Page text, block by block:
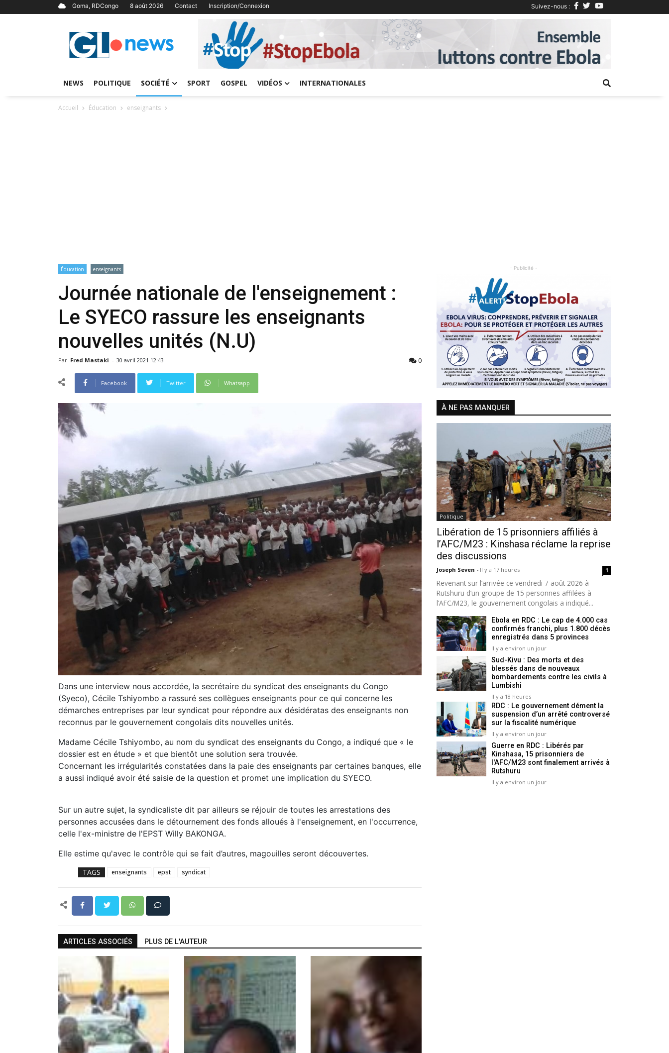
Goma, RDCongo 8 août 2026 Contact Inscription/Connexion Suivez-nous :
Previous Next
NEWS POLITIQUE SOCIÉTÉ SPORT GOSPEL VIDÉOS INTERNATIONALES
Accueil Éducation enseignants
Éducation enseignants
Journée nationale de l'enseignement :
Le SYECO rassure les enseignants
nouvelles unités (N.U)
Par Fred Mastaki - 30 avril 2021 12:43 0
Facebook Twitter Whatsapp
Dans une interview nous accordée, la secrétaire du syndicat des enseignants du Congo
(Syeco), Cécile Tshiyombo a rassuré ses collègues enseignants pour ce qui concerne les
démarches entreprises par leur syndicat pour répondre aux désidératas des enseignants non
reconnus par le gouvernement congolais dits nouvelles unités.
Madame Cécile Tshiyombo, au nom du syndicat des enseignants du Congo, a indiqué que « le
dossier est en étude » et que bientôt une solution sera trouvée.
Concernant les irrégularités constatées dans la paie des enseignants par certaines banques, elle
a aussi indiqué avoir été saisie de la question et promet une implication du SYECO.
Sur un autre sujet, la syndicaliste dit par ailleurs se réjouir de toutes les arrestations des
personnes accusées dans le détournement des fonds alloués à l'enseignement, en l'occurrence,
celle l'ex-ministre de l'EPST Willy BAKONGA.
Elle estime qu'avec le contrôle qui se fait d’autres, magouilles seront découvertes.
TAGS enseignants epst syndicat
ARTICLES ASSOCIÉS PLUS DE L'AUTEUR
- Publicité -
Previous Next
À NE PAS MANQUER
Politique
Libération de 15 prisonniers affiliés à
l’AFC/M23 : Kinshasa réclame la reprise
des discussions
Joseph Seven - Il y a 17 heures 1
Revenant sur l’arrivée ce vendredi 7 août 2026 à
Rutshuru d’un groupe de 15 personnes affilées à
l’AFC/M23, le gouvernement congolais a indiqué...
Ebola en RDC : Le cap de 4.000 cas
confirmés franchi, plus 1.800 décès
enregistrés dans 5 provinces
Il y a environ un jour
Sud-Kivu : Des morts et des
blessés dans de nouveaux
bombardements contre les civils à
Lumbishi
Il y a 18 heures
RDC : Le gouvernement dément la
suspension d’un arrêté controversé
sur la fiscalité numérique
Il y a environ un jour
Guerre en RDC : Libérés par
Kinshasa, 15 prisonniers de
l'AFC/M23 sont finalement arrivés à
Rutshuru
Il y a environ un jour